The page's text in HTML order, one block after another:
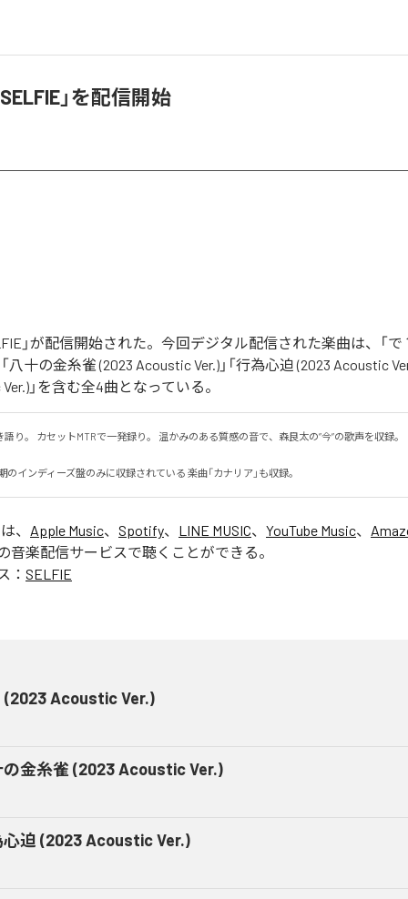
」を配信開始
」が配信開始された。今回デジタル配信された楽曲は、「で
八十の金糸雀 (2023 Acoustic Ver.)」「行為心迫 (2023 Acoustic
」を含む全4曲となっている。
り。 カセットMTRで一発録り。 温かみのある質感の音で、森良太の”今”の歌声を収録。
インディーズ盤のみに収録されている 楽曲「カナリア」も収録。
、 Apple Music、 Spotify、 LINE MUSIC、 YouTube Music、
音楽配信サービスで聴くことができる。
： SELFIE
(2023 Acoustic Ver.)
金糸雀 (2023 Acoustic Ver.)
迫 (2023 Acoustic Ver.)